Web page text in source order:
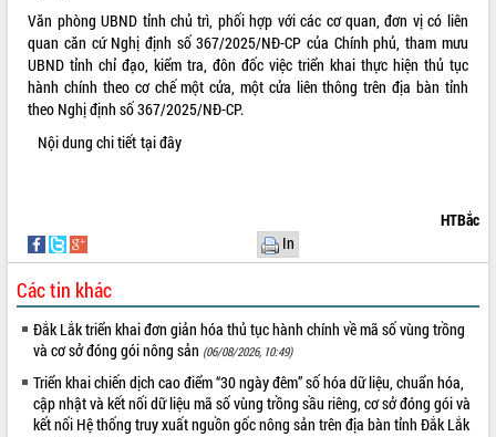
Khám bệnh, cấp phát thuốc miễn phí
và tặng quà người dân xã Cư Pui
Hội nghị UBND tỉnh Đắk Lắk thường kỳ
tháng 7/2026
Lễ truy tặng danh hiệu “Bà Mẹ Việt
Nam Anh hùng” và trao Huân chương
Lao động
UBND tỉnh Đắk Lắk triển khai nhiệm
vụ 6 tháng cuối năm 2026
ALBUM ẢNH
Văn phòng UBND tỉnh chủ trì, phối hợp với các cơ quan, đơn vị có liên
quan căn cứ Nghị định số 367/2025/NĐ-CP của Chính phủ, tham mưu
UBND tỉnh chỉ đạo, kiểm tra, đôn đốc việc triển khai thực hiện thủ tục
hành chính theo cơ chế một cửa, một cửa liên thông trên địa bàn tỉnh
theo Nghị định số 367/2025/NĐ-CP.
Nội dung chi tiết tại đây
HTBắc
In
Các tin khác
Đắk Lắk triển khai đơn giản hóa thủ tục hành chính về mã số vùng trồng
và cơ sở đóng gói nông sản (06/08/2026, 10:49)
Triển khai chiến dịch cao điểm “30 ngày đêm” số hóa dữ liệu, chuẩn hóa,
cập nhật và kết nối dữ liệu mã số vùng trồng sầu riêng, cơ sở đóng gói và
kết nối Hệ thống truy xuất nguồn gốc nông sản trên địa bàn tỉnh Đắk Lắk